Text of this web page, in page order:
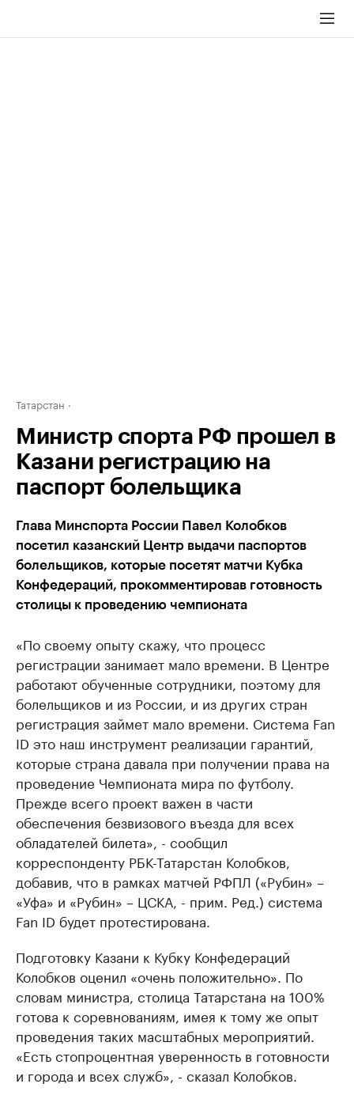
Татарстан
Министр спорта РФ прошел в
Казани регистрацию на
паспорт болельщика
Глава Минспорта России Павел Колобков
посетил казанский Центр выдачи паспортов
болельщиков, которые посетят матчи Кубка
Конфедераций, прокомментировав готовность
столицы к проведению чемпионата
«По своему опыту скажу, что процесс
регистрации занимает мало времени. В Центре
работают обученные сотрудники, поэтому для
болельщиков и из России, и из других стран
регистрация займет мало времени. Система Fan
ID это наш инструмент реализации гарантий,
которые страна давала при получении права на
проведение Чемпионата мира по футболу.
Прежде всего проект важен в части
обеспечения безвизового въезда для всех
обладателей билета», - сообщил
корреспонденту РБК-Татарстан Колобков,
добавив, что в рамках матчей РФПЛ («Рубин» –
«Уфа» и «Рубин» – ЦСКА, - прим. Ред.) система
Fan ID будет протестирована.
Подготовку Казани к Кубку Конфедераций
Колобков оценил «очень положительно». По
словам министра, столица Татарстана на 100%
готова к соревнованиям, имея к тому же опыт
проведения таких масштабных мероприятий.
«Есть стопроцентная уверенность в готовности
и города и всех служб», - сказал Колобков.